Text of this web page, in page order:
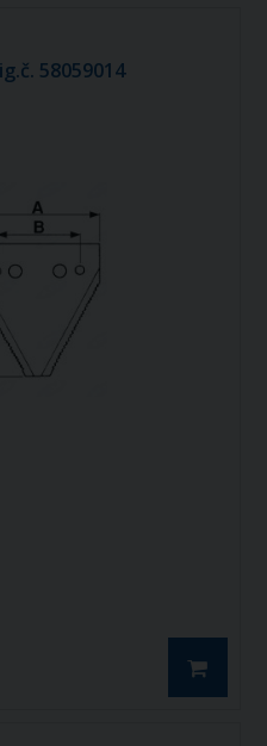
58059014